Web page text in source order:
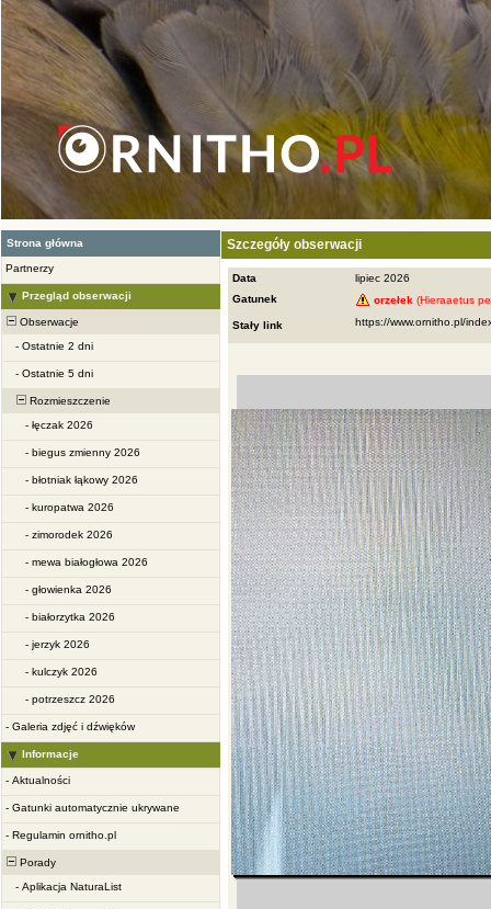
Strona główna
Partnerzy
Przegląd obserwacji
Obserwacje
- Ostatnie 2 dni
- Ostatnie 5 dni
Rozmieszczenie
- łęczak 2026
- biegus zmienny 2026
- błotniak łąkowy 2026
- kuropatwa 2026
- zimorodek 2026
- mewa białogłowa 2026
- głowienka 2026
- białorzytka 2026
- jerzyk 2026
- kulczyk 2026
- potrzeszcz 2026
- Galeria zdjęć i dźwięków
Informacje
- Aktualności
- Gatunki automatycznie ukrywane
- Regulamin ornitho.pl
Porady
- Aplikacja NaturaList
Szczegóły obserwacji
Data
lipiec 2026
Gatunek
orzełek (Hieraaetus
Stały link